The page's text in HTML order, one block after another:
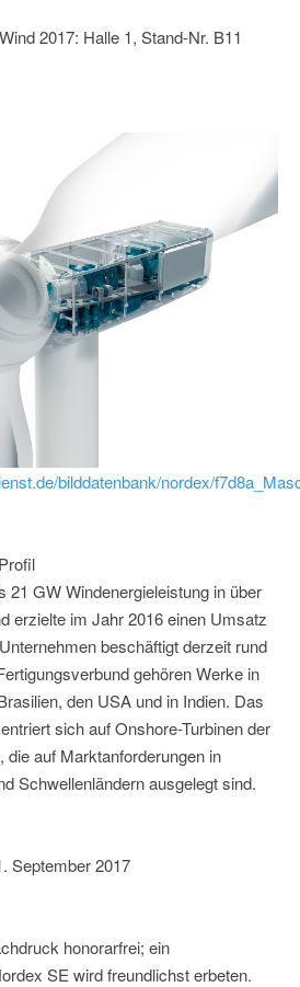
2017: Halle 1, Stand-Nr. B11
bilddatenbank/nordex/
21 GW Windenergieleistung in über
erzielte im Jahr 2016 einen Umsatz
beschäftigt derzeit rund
gehören Werke in
den USA und in Indien. Das
sich auf Onshore-Turbinen der
auf Marktanforderungen in
Schwellenländern ausgelegt sind.
September 2017
honorarfrei; ein
SE wird freundlichst erbeten.